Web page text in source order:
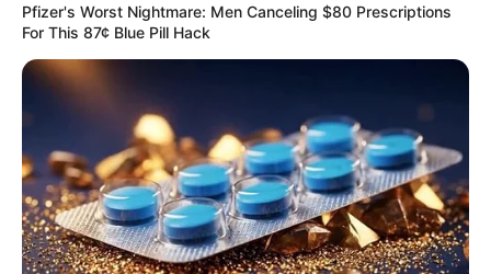
Pfizer's Worst Nightmare: Men Canceling $80 Prescriptions
For This 87¢ Blue Pill Hack